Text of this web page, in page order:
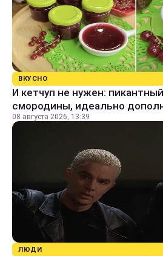
ВКУСНО
И кетчуп не нужен:
смородины, идеально
08 августа 2026, 13:39
ЛЮДИ